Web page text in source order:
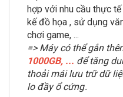
hợp với nhu cầu thực
kế đồ họa , sử dụng
chơi game, ...
=> Máy có thể gắn
1000GB, ... để tăng
thoải mái lưu trữ dữ
lo đầy ổ cứng .